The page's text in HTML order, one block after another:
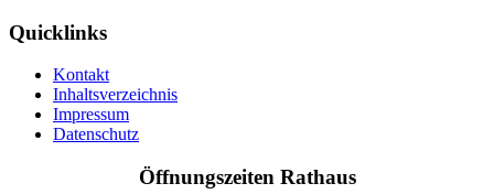
Quicklinks
Kontakt
Inhaltsverzeichnis
Impressum
Datenschutz
Öffnungszeiten Rathaus